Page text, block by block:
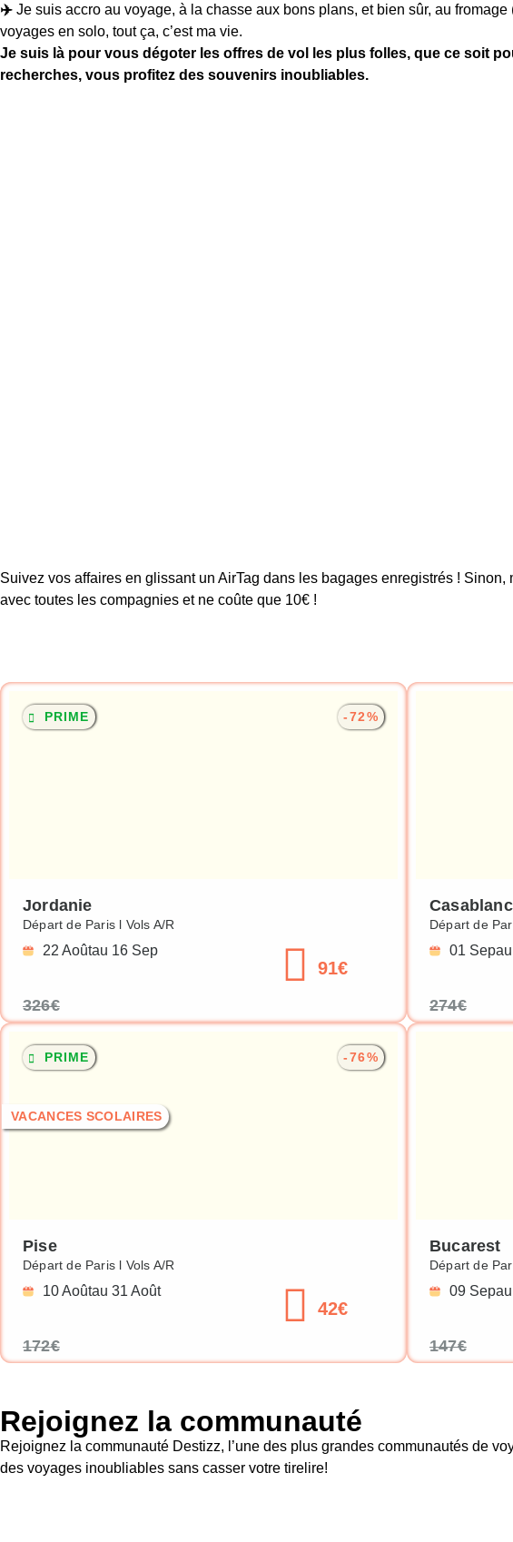
✈️ Je suis accro au voyage, à la chasse aux bons plans, et bien sûr, au
voyages en solo, tout ça, c’est ma vie.
Je suis là pour vous dégoter les offres de vol les plus folles, que ce soit
recherches, vous profitez des souvenirs inoubliables.
Suivez vos affaires en glissant un AirTag dans les bagages enregistrés !
avec toutes les compagnies et ne coûte que 10€ !
PRIME -72%
Jordanie
Départ de Paris l Vols A/R
22 Aoûtau 16 Sep
91€
326€
Départ de
01 Sep
274€
PRIME
VACANCES SCOLAIRES
-76%
Pise
Départ de Paris l Vols A/R
10 Aoûtau 31 Août
42€
172€
Bucarest
Départ de
09 Sep
147€
Rejoignez la communauté
Rejoignez la communauté Destizz, l’une des plus grandes communautés de
des voyages inoubliables sans casser votre tirelire!